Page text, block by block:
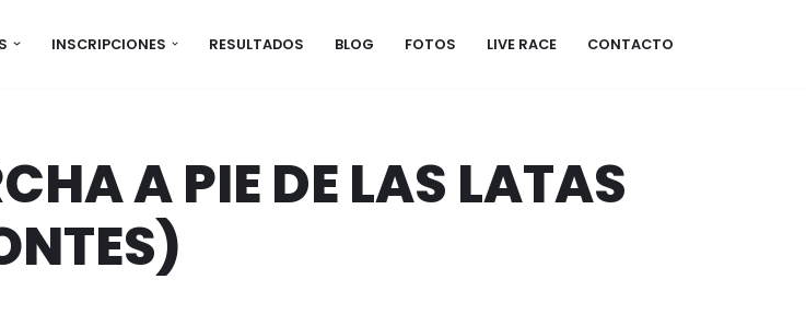
INSCRIPCIONES RESULTADOS BLOG FOTOS LIVE RACE CONTACTO
A PIE DE LAS LATAS